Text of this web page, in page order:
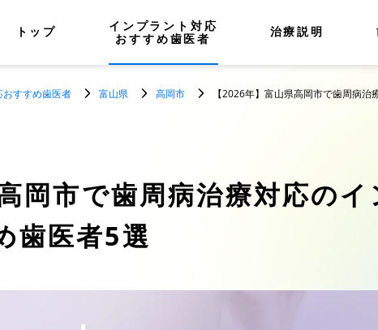
トップ
インプラント対応
おすすめ歯医者
治療説明
すすめ歯医者 富山県 高岡市
【2026年】富山県高岡市で歯周病
岡市で歯周病治療対応の
歯医者5選